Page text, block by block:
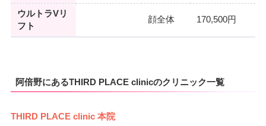
ウルトラVリ
フト
顔全体 170,500円
阿倍野にあるTHIRD PLACE clinicのクリニック一覧
THIRD PLACE clinic 本院